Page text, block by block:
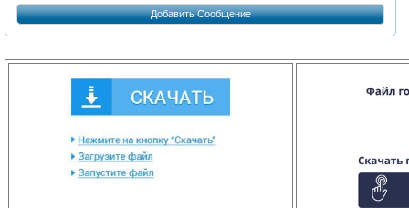
Добавить Сообщение